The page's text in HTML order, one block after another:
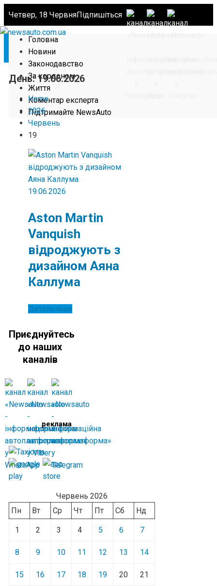
Четвер, 18 ЧервняПідпишіться
Головна
Новини
Законодавство
За кордоном
Життя
Коментар експерта
Підтримайте NewsAuto
День:19.06.2026
Home
2026
Червень
19
19.06.2026
Aston Martin
Vanquish
відроджують з
дизайном Аяна
Каллума
Детальніше
Приєднуйтесь
до наших
каналів
реклама
Червень 2026
Пн
Вт Ср Чт Пт Сб Нд
1 2 3 4 5 6 7
8 9 10 11 12 13 14
15 16 17 18 19 20 21